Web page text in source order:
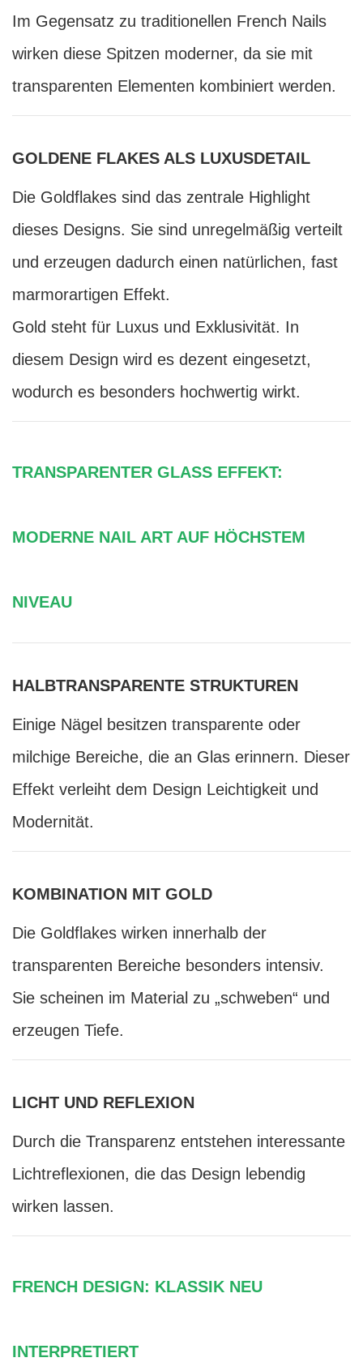
Im Gegensatz zu traditionellen French Nails
wirken diese Spitzen moderner, da sie mit
transparenten Elementen kombiniert werden.
GOLDENE FLAKES ALS LUXUSDETAIL
Die Goldflakes sind das zentrale Highlight
dieses Designs. Sie sind unregelmäßig verteilt
und erzeugen dadurch einen natürlichen, fast
marmorartigen Effekt.
Gold steht für Luxus und Exklusivität. In
diesem Design wird es dezent eingesetzt,
wodurch es besonders hochwertig wirkt.
TRANSPARENTER GLASS EFFEKT:
MODERNE NAIL ART AUF HÖCHSTEM
NIVEAU
HALBTRANSPARENTE STRUKTUREN
Einige Nägel besitzen transparente oder
milchige Bereiche, die an Glas erinnern. Dieser
Effekt verleiht dem Design Leichtigkeit und
Modernität.
KOMBINATION MIT GOLD
Die Goldflakes wirken innerhalb der
transparenten Bereiche besonders intensiv.
Sie scheinen im Material zu „schweben“ und
erzeugen Tiefe.
LICHT UND REFLEXION
Durch die Transparenz entstehen interessante
Lichtreflexionen, die das Design lebendig
wirken lassen.
FRENCH DESIGN: KLASSIK NEU
INTERPRETIERT